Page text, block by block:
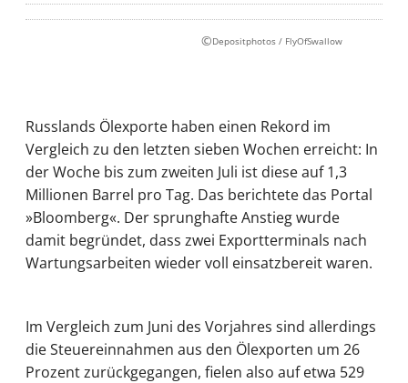
©Depositphotos / FlyOfSwallow
Russlands Ölexporte haben einen Rekord im
Vergleich zu den letzten sieben Wochen erreicht: In
der Woche bis zum zweiten Juli ist diese auf 1,3
Millionen Barrel pro Tag. Das berichtete das Portal
»Bloomberg«. Der sprunghafte Anstieg wurde
damit begründet, dass zwei Exportterminals nach
Wartungsarbeiten wieder voll einsatzbereit waren.
Im Vergleich zum Juni des Vorjahres sind allerdings
die Steuereinnahmen aus den Ölexporten um 26
Prozent zurückgegangen, fielen also auf etwa 529